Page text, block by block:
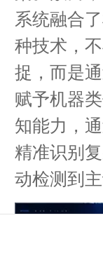
系统融合
种技术，
捉，而是
赋予机器
知能力，
精准识别
动检测到